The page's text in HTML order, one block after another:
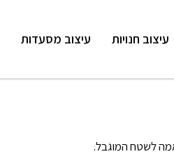
עיצוב חנויות עיצוב מסעדות
לשטח המוגבל.